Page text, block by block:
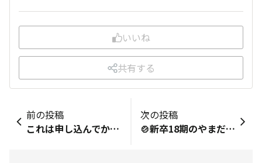
いいね
共有する
前の投稿
これは申し込んでからどのくらいで連絡いただけるものなんですか？
次の投稿
🍲新卒18期のやまださとしです！🍲推し店舗はどの店舗もめちゃくちゃいいです！自分はホルモンが大好きでまだ浅いですが芝浦食肉通い中です！🍲好きなメニューはホルモン焼きです！でもやっぱり地鶏は欠かせないです！🍲日本人の舌の底上げを一緒にしていきたいです！よろしくお願いいたします🙏